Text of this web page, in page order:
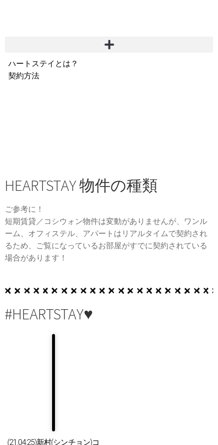
ハートステイとは？
契約方法
HEARTSTAY 物件の種類
ご参考に！
短期賃貸／コシウォン物件は変動がありませんが、ワンル
ーム、オフィステル、アパートはリアルタイムで契約され
るため、ご覧になっているお部屋がすでに契約されている
場合があります！
#HEARTSTAY♥
(21.04.25)新村(シンチョン)コ